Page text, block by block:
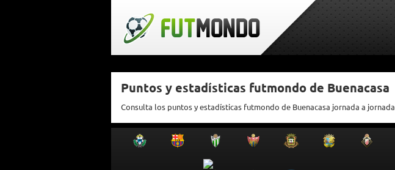
Puntos y estadísticas futmondo de Buenacasa
Consulta los puntos y estadísticas futmondo de Buenacasa jornada a jornada